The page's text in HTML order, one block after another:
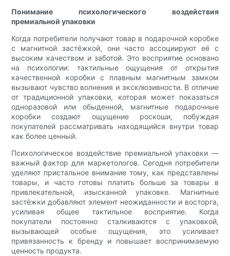
Понимание психологического воздействия
премиальной упаковки
Когда потребители получают товар в подарочной коробке
с магнитной застёжкой, они часто ассоциируют её с
высоким качеством и заботой. Это восприятие основано
на психологии: тактильные ощущения от открытия
качественной коробки с плавным магнитным замком
вызывают чувство волнения и эксклюзивности. В отличие
от традиционной упаковки, которая может показаться
одноразовой или обыденной, магнитные подарочные
коробки создают ощущение роскоши, побуждая
покупателей рассматривать находящийся внутри товар
как более ценный.
Психологическое воздействие премиальной упаковки —
важный фактор для маркетологов. Сегодня потребители
уделяют пристальное внимание тому, как представлены
товары, и часто готовы платить больше за товары в
привлекательной, изысканной упаковке. Магнитные
застёжки добавляют элемент неожиданности и восторга,
усиливая общее тактильное восприятие. Когда
покупатели постоянно сталкиваются с упаковкой,
вызывающей особые ощущения, это усиливает
привязанность к бренду и повышает воспринимаемую
ценность продукта.